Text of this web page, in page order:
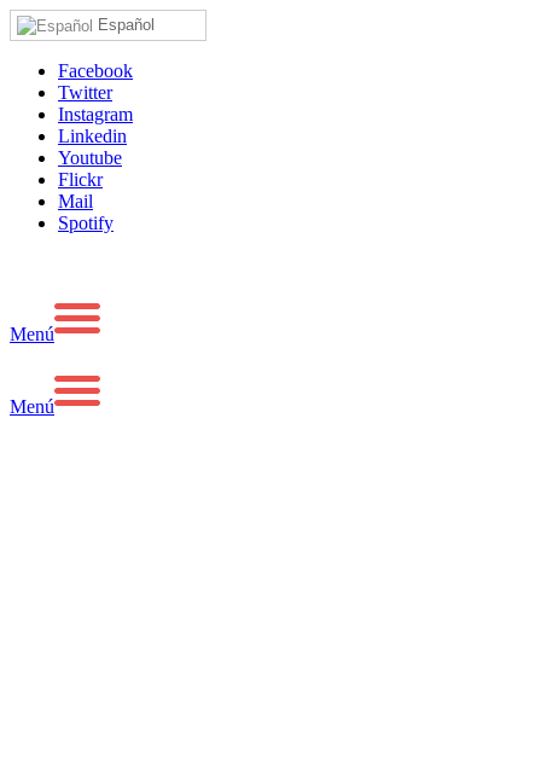
Español
Facebook
Twitter
Instagram
Linkedin
Youtube
Flickr
Mail
Spotify
Menú
Menú